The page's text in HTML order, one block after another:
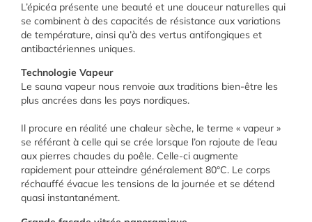
L’épicéa présente une beauté et une douceur naturelles qui
se combinent à des capacités de résistance aux variations
de température, ainsi qu’à des vertus antifongiques et
antibactériennes uniques.
Technologie Vapeur
Le sauna vapeur nous renvoie aux traditions bien-être les
plus ancrées dans les pays nordiques.
Il procure en réalité une chaleur sèche, le terme « vapeur »
se référant à celle qui se crée lorsque l’on rajoute de l’eau
aux pierres chaudes du poêle. Celle-ci augmente
rapidement pour atteindre généralement 80°C. Le corps
réchauffé évacue les tensions de la journée et se détend
quasi instantanément.